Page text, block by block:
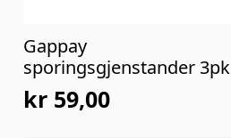
Gappay
sporingsgjenstander 3pk
kr 59,00